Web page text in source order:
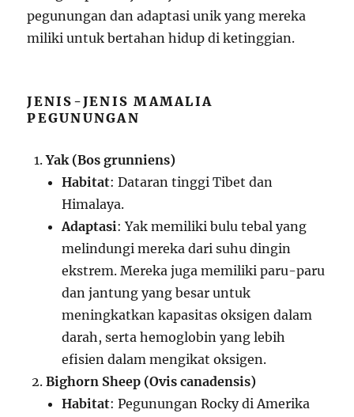
pegunungan dan adaptasi unik yang mereka
miliki untuk bertahan hidup di ketinggian.
JENIS-JENIS MAMALIA
PEGUNUNGAN
Yak (Bos grunniens)
Habitat: Dataran tinggi Tibet dan
Himalaya.
Adaptasi: Yak memiliki bulu tebal yang
melindungi mereka dari suhu dingin
ekstrem. Mereka juga memiliki paru-paru
dan jantung yang besar untuk
meningkatkan kapasitas oksigen dalam
darah, serta hemoglobin yang lebih
efisien dalam mengikat oksigen.
Bighorn Sheep (Ovis canadensis)
Habitat: Pegunungan Rocky di Amerika